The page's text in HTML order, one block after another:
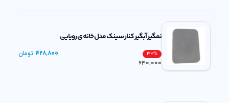
نمگیر آبگیر کنار سینک مدل خانه ی رویایی
33%
428,800 تومان
640,000